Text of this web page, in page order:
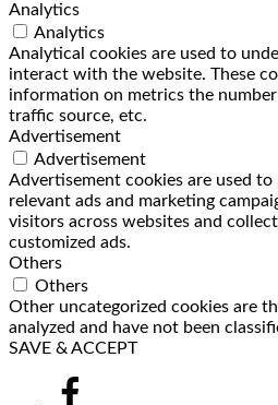
Analytics
Analytics
Analytical cookies are used to
interact with the website. These
information on metrics the
traffic source, etc.
Advertisement
Advertisement
Advertisement cookies are used
relevant ads and marketing
visitors across websites and
customized ads.
Others
Others
Other uncategorized cookies are
analyzed and have not been
SAVE & ACCEPT